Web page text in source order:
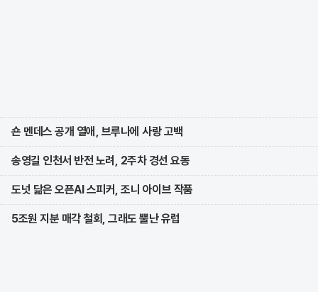
숀 멘데스 공개 열애, 브루나에 사랑 고백
송영길 인천서 반전 노려, 2주차 경선 요동
도넛 닮은 오픈AI 스피커, 조니 아이브 작품
5조원 지분 매각 철회, 그래도 뿔난 유럽